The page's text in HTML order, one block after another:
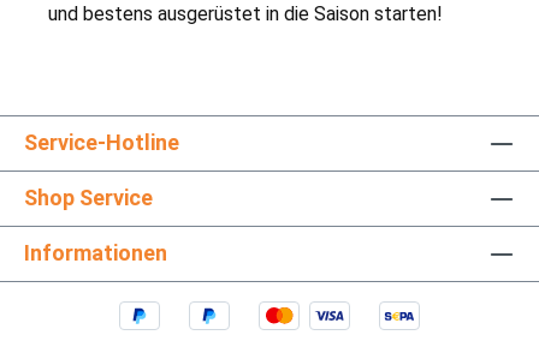
und bestens ausgerüstet in die Saison starten!
Service-Hotline
Shop Service
Informationen